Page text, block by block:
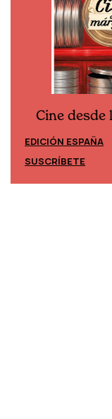
Cine desde
EDICIÓN ESPAÑA
SUSCRÍBETE